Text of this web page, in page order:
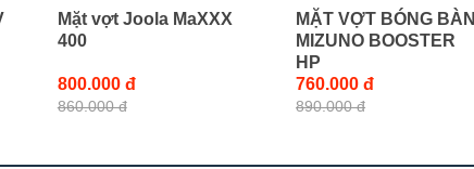
Mặt vợt Joola MaXXX
400
800.000 đ
860.000 đ
MẶT VỢT BÓNG BÀN
MIZUNO BOOSTER
HP
760.000 đ
890.000 đ